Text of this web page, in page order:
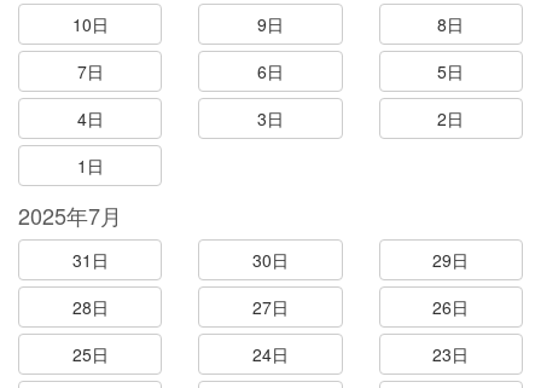
10日
9日
8日
7日
6日
5日
4日
3日
2日
1日
2025年7月
31日 30日
29日
28日
27日
26日
25日
24日
23日